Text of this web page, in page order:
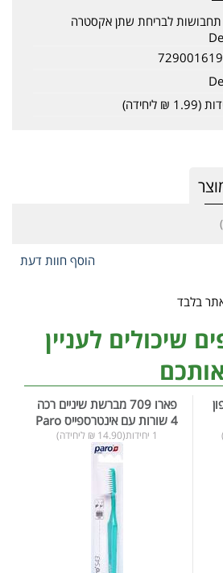
תחבושות לבריחת שתן אקסטרה
הוסף חוות דעת
בלבד
שיכולים לעניין
אותכם
פארו 709 מברשת שיניים רכה
4 שורות עם אינטרספייס Paro
1 יחידות(14.90 ₪ ליחידה)